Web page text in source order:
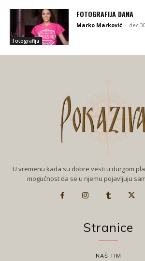
Fotografija
FOTOGRAFIJA DANA
Marko Marković - dec
U vremenu kada su dobre vesti u durgom
mogućnost da se u njemu pojavljuju
Stranice
NAŠ TIM